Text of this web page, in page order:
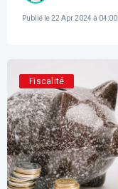
Publié le22 Apr 2024 à 04:00
Fiscalité